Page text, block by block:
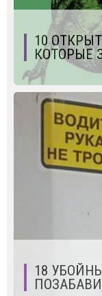
10
КОТОРЫЕ
18